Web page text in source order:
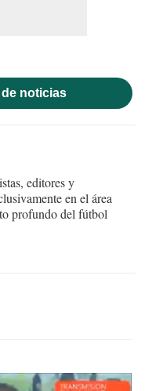
noticias
editores y
en el área
profundo del fútbol